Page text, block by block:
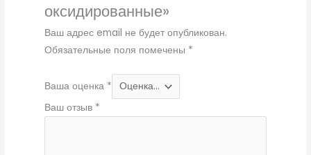
оксидированные»
Ваш адрес email не будет опубликован.
Обязательные поля помечены *
Ваша оценка *
Ваш отзыв *